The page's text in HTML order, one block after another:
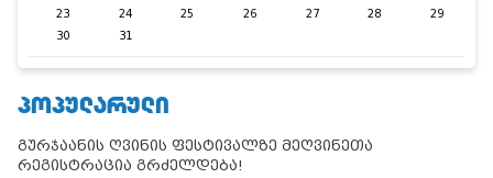
23
24 25 26 27 28
29
30
31
ᲞᲝᲞᲣᲚᲐᲠᲣᲚᲘ
გურჯაანის ღვინის ფესტივალზე მეღვინეთა
რეგისტრაცია გრძელდება!